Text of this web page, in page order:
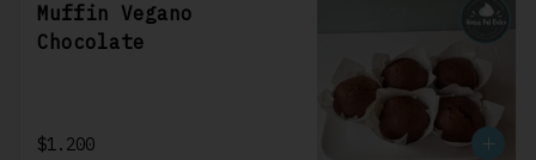
Muffin Vegano
Chocolate
$1.200